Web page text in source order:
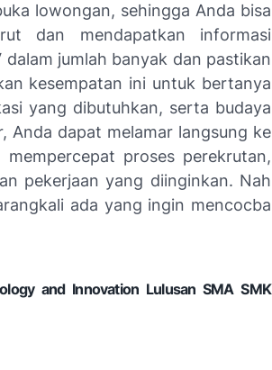
lowongan, sehingga Anda bisa
dan mendapatkan informasi
jumlah banyak dan pastikan
kesempatan ini untuk bertanya
yang dibutuhkan, serta budaya
Anda dapat melamar langsung ke
proses perekrutan,
pekerjaan yang diinginkan. Nah
ada yang ingin mencocba
and Innovation Lulusan SMA SMK